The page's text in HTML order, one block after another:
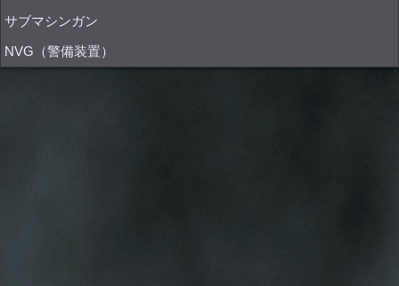
サブマシンガン
NVG（警備装置）